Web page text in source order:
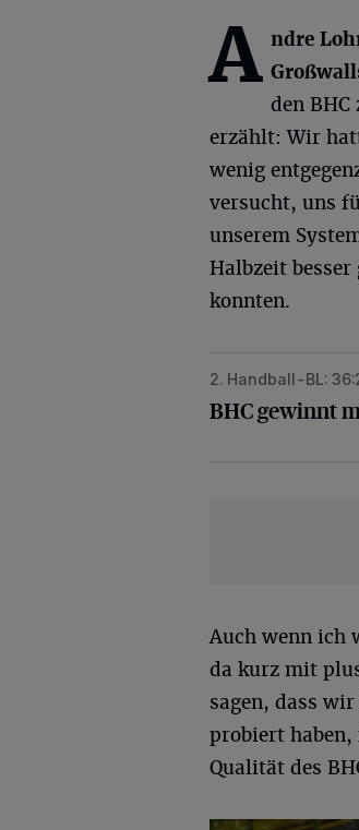
A ndre
den
erzählt: Wir
wenig
versucht, uns
unserem
Halbzeit
konnten.
BHC gewinnt mit
2. Handball-BL:
BHC gewinnt
Auch wenn ich
da kurz mit
sagen, dass
probiert
Qualität des